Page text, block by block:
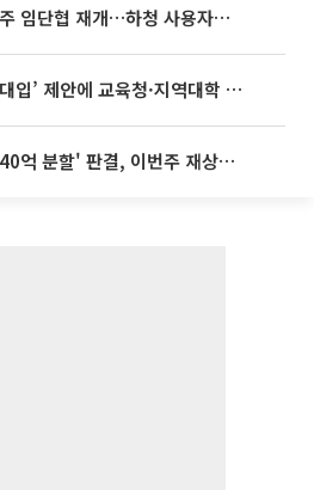
현대차·기아, 이번 주 임단협 재개…하청 사용자성 재심도 ‘변수’
에 교육청·지역대학 서·논술형 입시 연계 '착수'
최태원·노소영 '9440억 분할' 판결, 이번주 재상고 여부 주목